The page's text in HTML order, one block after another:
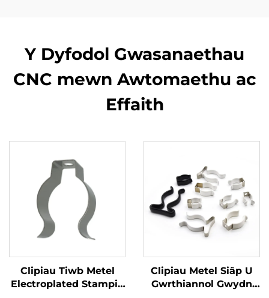
Y Dyfodol Gwasanaethau
CNC mewn Awtomaethu ac
Effaith
Clipiau Tiwb Metel
Electroplated Stampio
Clipiau Metel Siâp U
Gwrthiannol Gwydn